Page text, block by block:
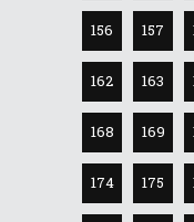
156 157
162 163
168 169
174 175